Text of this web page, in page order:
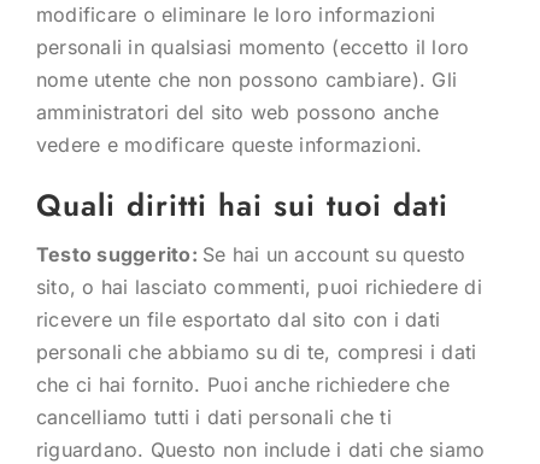
modificare o eliminare le loro informazioni
personali in qualsiasi momento (eccetto il loro
nome utente che non possono cambiare). Gli
amministratori del sito web possono anche
vedere e modificare queste informazioni.
Quali diritti hai sui tuoi dati
Testo suggerito: Se hai un account su questo
sito, o hai lasciato commenti, puoi richiedere di
ricevere un file esportato dal sito con i dati
personali che abbiamo su di te, compresi i dati
che ci hai fornito. Puoi anche richiedere che
cancelliamo tutti i dati personali che ti
riguardano. Questo non include i dati che siamo